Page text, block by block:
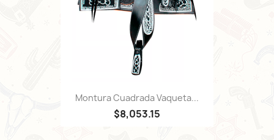
Montura Cuadrada Vaqueta...
$8,053.15